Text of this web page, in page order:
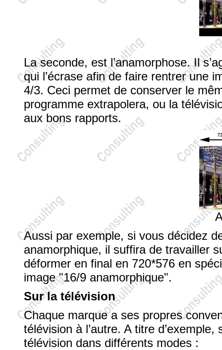
La seconde, est l’anamorphose. Il
qui l’écrase afin de faire rentrer une
4/3. Ceci permet de conserver le
programme extrapolera, ou la
aux bons rapports.
Aussi par exemple, si vous décidez
anamorphique, il suffira de travailler
déformer en final en 720*576 en
image "16/9 anamorphique".
Sur la télévision
Chaque marque a ses propres
télévision à l’autre. A titre
télévision dans différents modes :